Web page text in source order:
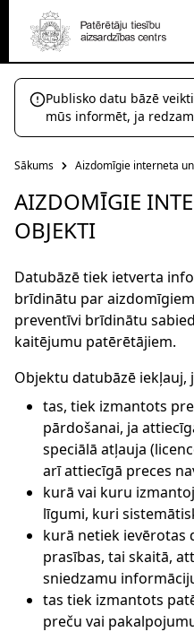
Publisko datu bāzē
mūs informēt, ja
Sākums Aizdomīgie interneta
AIZDOMĪGIE
OBJEKTI
Datubāzē tiek ietverta
brīdinātu par
preventīvi brīdinātu
kaitējumu patērētājiem.
Objektu datubāzē iekļauj,
tas, tiek izmantots
pārdošanai, ja
speciālā atļauja
arī attiecīgā preces
kurā vai kuru
līgumi, kuri
kurā netiek ievērotas
prasības, tai skaitā,
sniedzamu
tas tiek izmantots
preču vai